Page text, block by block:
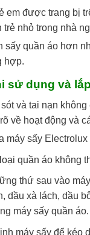
em được trang bị
trẻ nhỏ trong nhà
sấy quần áo hơn
hợp.
sử dụng và
và tai nạn
về hoạt động và
máy sấy
quần áo không
thứ sau vào
dầu xà lách, dầu
máy sấy quần áo.
máy sấy để kéo